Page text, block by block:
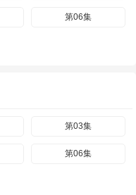
第06集
第03集
第06集